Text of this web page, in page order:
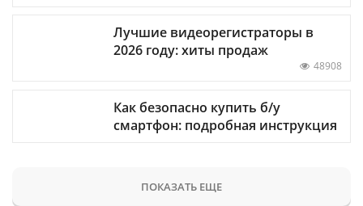
Лучшие видеорегистраторы в
2026 году: хиты продаж
48908
Как безопасно купить б/у
смартфон: подробная инструкция
ПОКАЗАТЬ ЕЩЕ